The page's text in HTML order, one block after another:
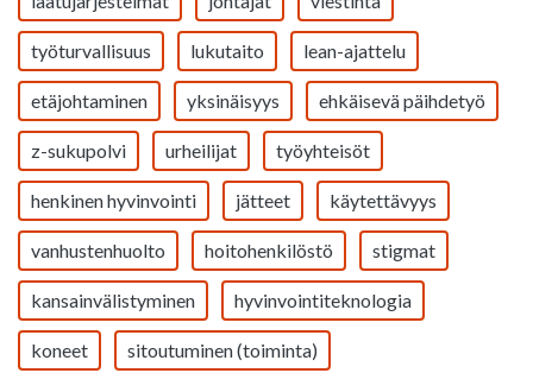
työturvallisuus lukutaito lean-ajattelu
etäjohtaminen yksinäisyys ehkäisevä päihdetyö
z-sukupolvi urheilijat työyhteisöt
henkinen hyvinvointi jätteet käytettävyys
vanhustenhuolto hoitohenkilöstö stigmat
kansainvälistyminen hyvinvointiteknologia
koneet sitoutuminen (toiminta)